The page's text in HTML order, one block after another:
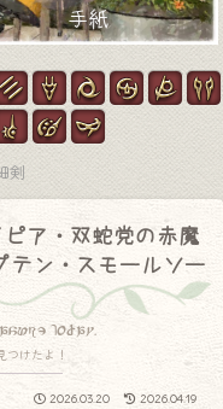
手紙
剣
ア・双蛇党の赤魔
テン・スモールソー
today.
つけたよ！
2026.03.20 2026.04.19